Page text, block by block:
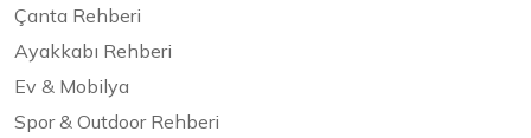
Çanta Rehberi
Ayakkabı Rehberi
Ev & Mobilya
Spor & Outdoor Rehberi